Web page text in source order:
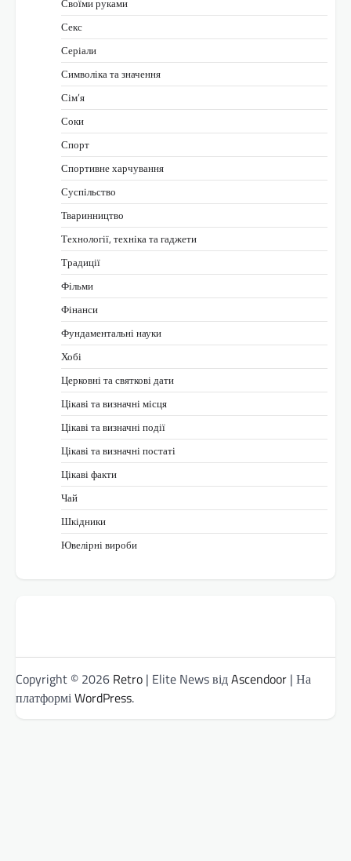
Секс
Серіали
Символіка та значення
Сім’я
Соки
Спорт
Спортивне харчування
Суспільство
Тваринництво
Технології, техніка та гаджети
Традиції
Фільми
Фінанси
Фундаментальні науки
Хобі
Церковні та святкові дати
Цікаві та визначні місця
Цікаві та визначні події
Цікаві та визначні постаті
Цікаві факти
Чай
Шкідники
Ювелірні вироби
Copyright © 2026 Retro | Elite News відAscendoor | На
платформіWordPress.